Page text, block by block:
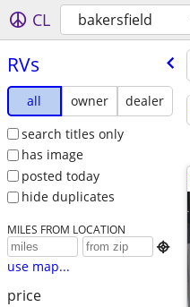
CL bakersfield
RVs
all owner
dealer
search titles only
has image
posted today
hide duplicates
MILES FROM LOCATION

use map...
price